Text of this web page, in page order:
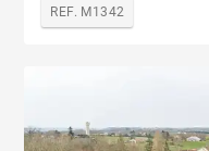
REF. M1342